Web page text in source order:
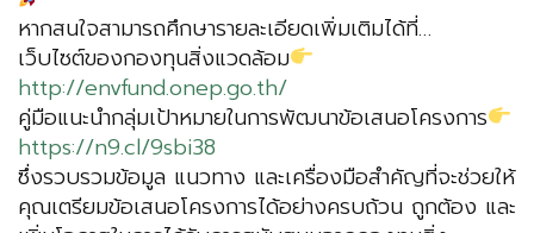
หากสนใจสามารถศึกษารายละเอียดเพิ่มเติมได้ที่…
เว็บไซต์ของกองทุนสิ่งแวดล้อม
http://envfund.onep.go.th/
คู่มือแนะนำกลุ่มเป้าหมายในการพัฒนาข้อเสนอโครงการ
https://n9.cl/9sbi38
ซึ่งรวบรวมข้อมูล แนวทาง และเครื่องมือสำคัญที่จะช่วยให้
คุณเตรียมข้อเสนอโครงการได้อย่างครบถ้วน ถูกต้อง และ